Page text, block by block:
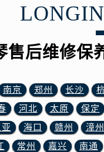
街浪琴售后服务中心
琴售后服务中心（需
琴售后服务中心（需
明街与额尔敦路交叉
街浪琴售后服务中心
中心（需提前预约）
心（需提前预约）
售后维修保
南京 郑州 长沙
河北 太原 保定
海口 赣州 漳州
常州 嘉兴 南通